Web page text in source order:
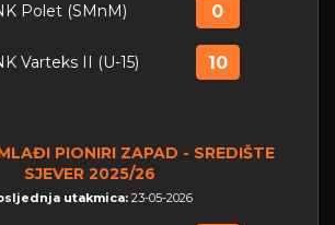
Polet (SMnM) 0
Varteks II (U-15) 10
PIONIRI ZAPAD - SREDIŠTE
SJEVER 2025/26
utakmica: 23-05-2026